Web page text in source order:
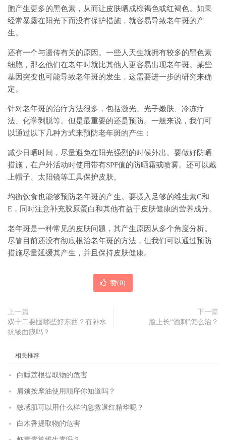
胞产生更多的黑色素，从而让皮肤晒成棕褐色或红褐色。如果
经常暴露在阳光下而没有保护措施，就容易导致老年斑的产
生。
还有一个与遗传有关的原因。一些人天生就拥有较多的黑色素
细胞，那么他们在老年时就比其他人更容易出现老年斑。某些
基因突变也可能导致老年斑的发生，这需要进一步的研究来确
定。
针对老年斑的治疗方法很多，包括激光、光子嫩肤、冷冻疗
法、化学剥脱等。但是最重要的还是预防。一般来说，我们可
以通过以下几种方式来预防老年斑的产生：
减少日晒时间，尽量避免在阳光强烈的时候外出。要做好防晒
措施，在户外活动时使用带有SPF值的防晒霜或喷雾。还可以戴
上帽子、太阳镜等工具保护皮肤。
均衡饮食也能够预防老年斑的产生。要摄入足够的维生素C和
E，同时注意补充胶原蛋白和其他有益于皮肤健康的营养成分。
老年斑是一种常见的皮肤问题，其产生原因从多个角度分析。
尽管目前还没有彻底根治老年斑的方法，但我们可以通过预防
措施尽量延缓其产生，并且保持皮肤健康。
赞(0)
上一篇
双十二要囤哪些好东西？有补水
抗皱面膜吗？
下一篇
脸上长“酒刺”怎么治？
相关推荐
白睡莲根提取物的危害
肩颈按摩油使用顺序你知道吗？
敏感肌可以用什么样的急救退红精华呢？
白木香提取物的危害